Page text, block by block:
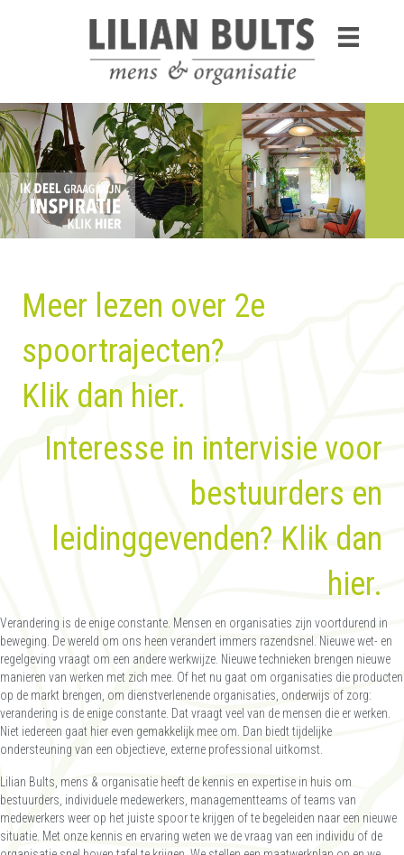
Meer lezen over 2e
spoortrajecten?
Klik dan hier.
Interesse in intervisie voor
bestuurders en
leidinggevenden? Klik dan
hier.
Verandering is de enige constante. Mensen en organisaties zijn voortdurend in
beweging. De wereld om ons heen verandert immers razendsnel. Nieuwe wet- en
regelgeving vraagt om een andere werkwijze. Nieuwe technieken brengen nieuwe
manieren van werken met zich mee. Of het nu gaat om organisaties die producten
op de markt brengen, om dienstverlenende organisaties, onderwijs of zorg:
verandering is de enige constante. Dat vraagt veel van de mensen die er werken.
Niet iedereen gaat hier even gemakkelijk mee om. Dan biedt tijdelijke
ondersteuning van een objectieve, externe professional uitkomst.
Lilian Bults, mens & organisatie heeft de kennis en expertise in huis om
bestuurders, individuele medewerkers, managementteams of teams van
medewerkers weer op het juiste spoor te krijgen of te begeleiden naar een nieuwe
situatie. Met onze kennis en ervaring weten we de vraag van een individu of de